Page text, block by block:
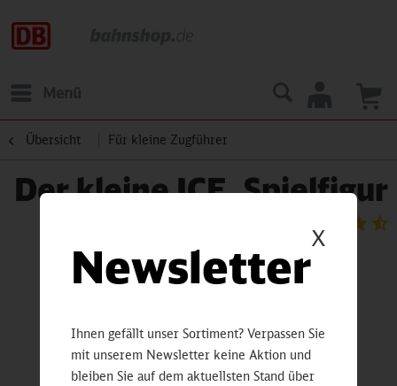
Menü
Übersicht Für kleine Zugführer
Der kleine ICE, Spielfigur
X
Newsletter
Ihnen gefällt unser Sortiment? Verpassen Sie
mit unserem Newsletter keine Aktion und
bleiben Sie auf dem aktuellsten Stand über